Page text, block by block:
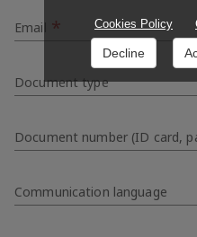
Email *
Document type
Document number (ID card,
Communication language
Cookies Policy
Decline